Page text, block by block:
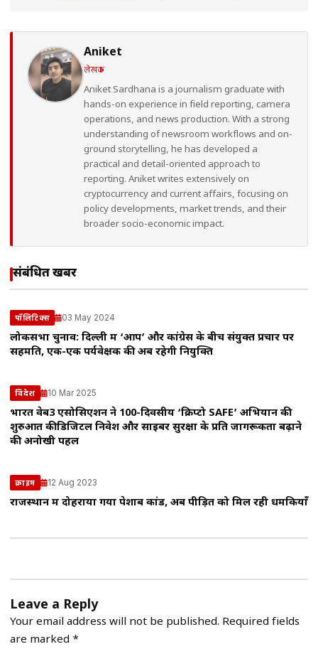
Aniket
लेखक
Aniket Sardhana is a journalism graduate with
hands-on experience in field reporting, camera
operations, and news production. With a strong
understanding of newsroom workflows and on-
ground storytelling, he has developed a
practical and detail-oriented approach to
reporting. Aniket writes extensively on
cryptocurrency and current affairs, focusing on
policy developments, market trends, and their
broader socio-economic impact.
संबंधित खबरें
पॉलिटिक्स 03 May 2024
लोकसभा चुनाव: दिल्ली में ‘आप’ और कांग्रेस के बीच संयुक्त प्रचार पर
सहमति, एक-एक पर्यवेक्षक की अब रहेगी नियुक्ति
विदेश 10 Mar 2025
भारत वेब3 एसोसिएशन ने 100-दिवसीय ‘क्रिप्टो SAFE’ अभियान की
शुरुआत कीडिजिटल निवेश और साइबर सुरक्षा के प्रति जागरूकता बढ़ाने
की अनोखी पहल
क्राइम 12 Aug 2023
राजस्थान में दोहराया गया पेशाब कांड, अब पीड़ित को मिल रही धमकियाँ
Leave a Reply
Your email address will not be published. Required fields
are marked *